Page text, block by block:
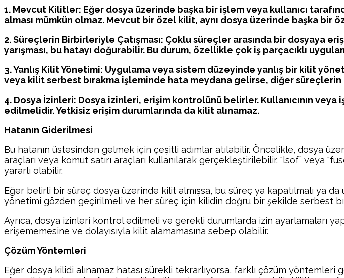
1. Mevcut Kilitler: Eğer dosya üzerinde başka bir işlem veya kullanıcı
alması mümkün olmaz. Mevcut bir özel kilit, aynı dosya üzerinde başka bir
2. Süreçlerin Birbirleriyle Çatışması: Çoklu süreçler arasında bir dosyaya
yarışması, bu hatayı doğurabilir. Bu durum, özellikle çok iş parçacıklı
3. Yanlış Kilit Yönetimi: Uygulama veya sistem düzeyinde yanlış bir kilit
veya kilit serbest bırakma işleminde hata meydana gelirse, diğer süreçlerin
4. Dosya İzinleri: Dosya izinleri, erişim kontrolünü belirler. Kullanıcının
edilmelidir. Yetkisiz erişim durumlarında da kilit alınamaz.
Hatanın Giderilmesi
Bu hatanın üstesinden gelmek için çeşitli adımlar atılabilir. Öncelikle, dosya
araçları veya komut satırı araçları kullanılarak gerçekleştirilebilir. “lsof” veya
yararlı olabilir.
Eğer belirli bir süreç dosya üzerinde kilit almışsa, bu süreç ya kapatılmalı ya
yönetimi gözden geçirilmeli ve her süreç için kilidin doğru bir şekilde serbest
Ayrıca, dosya izinleri kontrol edilmeli ve gerekli durumlarda izin ayarlamaları
erişememesine ve dolayısıyla kilit alamamasına sebep olabilir.
Çözüm Yöntemleri
Eğer dosya kilidi alınamaz hatası sürekli tekrarlıyorsa, farklı çözüm yöntemleri